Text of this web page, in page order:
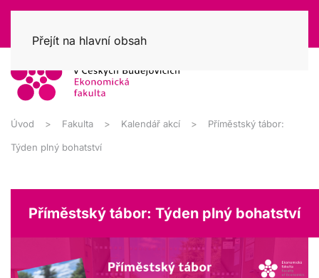
Přejít na hlavní obsah
Úvod Fakulta Kalendář akcí Příměstský tábor:
Týden plný bohatství
Příměstský tábor: Týden plný bohatství